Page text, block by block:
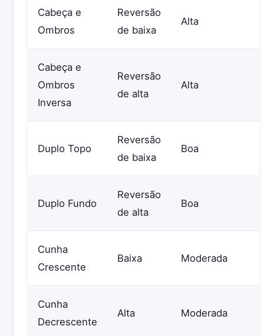
Cabeça e
Ombros
Reversão
de baixa
Alta
Cabeça e
Ombros
Inversa
Reversão
de alta
Alta
Duplo Topo
Reversão
de baixa
Boa
Duplo Fundo
Reversão
de alta
Boa
Cunha
Crescente
Baixa Moderada
Cunha
Decrescente
Alta Moderada